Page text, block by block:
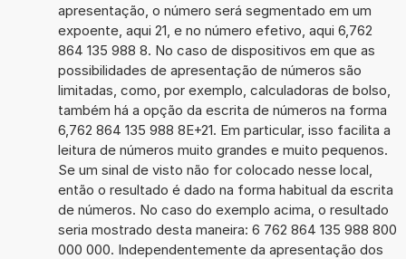
apresentação, o número será segmentado em um
expoente, aqui 21, e no número efetivo, aqui 6,762
864 135 988 8. No caso de dispositivos em que as
possibilidades de apresentação de números são
limitadas, como, por exemplo, calculadoras de bolso,
também há a opção da escrita de números na forma
6,762 864 135 988 8E+21. Em particular, isso facilita a
leitura de números muito grandes e muito pequenos.
Se um sinal de visto não for colocado nesse local,
então o resultado é dado na forma habitual da escrita
de números. No caso do exemplo acima, o resultado
seria mostrado desta maneira: 6 762 864 135 988 800
000 000. Independentemente da apresentação dos